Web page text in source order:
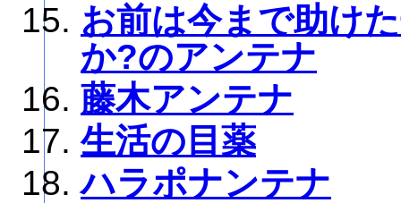
お前は今まで助け
か?のアンテナ
藤木アンテナ
生活の目薬
ハラポナンテナ